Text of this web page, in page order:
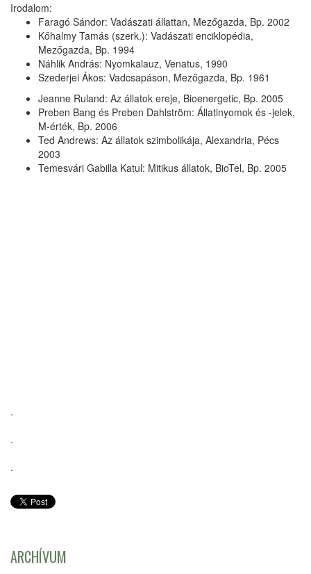
Irodalom:
Faragó Sándor: Vadászati állattan, Mezőgazda, Bp. 2002
Kőhalmy Tamás (szerk.): Vadászati enciklopédia,
Mezőgazda, Bp. 1994
Náhlik András: Nyomkalauz, Venatus, 1990
Szederjei Ákos: Vadcsapáson, Mezőgazda, Bp. 1961
Jeanne Ruland: Az állatok ereje, Bioenergetic, Bp. 2005
Preben Bang és Preben Dahlström: Állatinyomok és -jelek,
M-érték, Bp. 2006
Ted Andrews: Az állatok szimbolikája, Alexandria, Pécs
2003
Temesvári Gabilla Katul: Mitikus állatok, BioTel, Bp. 2005
.
.
.
ARCHÍVUM